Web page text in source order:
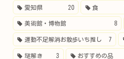
愛知県 20 食
美術館・博物館 8
運動不足解消お散歩いち推し 7
謎解き 3 おすすめの品